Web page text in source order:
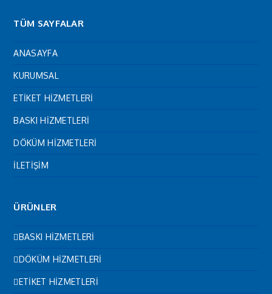
TÜM SAYFALAR
ANASAYFA
KURUMSAL
ETİKET HİZMETLERİ
BASKI HİZMETLERİ
DÖKÜM HİZMETLERİ
İLETİŞİM
ÜRÜNLER
BASKI HİZMETLERİ
DÖKÜM HİZMETLERİ
ETİKET HİZMETLERİ